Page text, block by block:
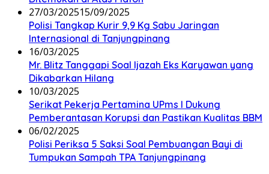
27/03/202515/09/2025
Polisi Tangkap Kurir 9,9 Kg Sabu Jaringan
Internasional di Tanjungpinang
16/03/2025
Mr. Blitz Tanggapi Soal Ijazah Eks Karyawan yang
Dikabarkan Hilang
10/03/2025
Serikat Pekerja Pertamina UPms I Dukung
Pemberantasan Korupsi dan Pastikan Kualitas BBM
06/02/2025
Polisi Periksa 5 Saksi Soal Pembuangan Bayi di
Tumpukan Sampah TPA Tanjungpinang